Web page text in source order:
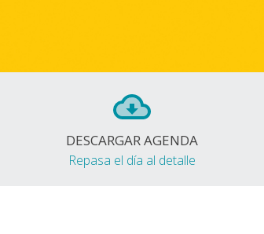
DESCARGAR AGENDA
Repasa el día al detalle